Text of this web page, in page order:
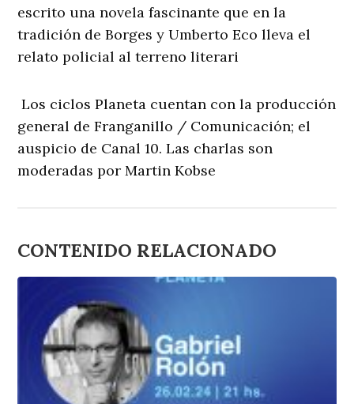
escrito una novela fascinante que en la
tradición de Borges y Umberto Eco lleva el
relato policial al terreno literari
Los ciclos Planeta cuentan con la producción
general de Franganillo / Comunicación; el
auspicio de Canal 10. Las charlas son
moderadas por Martin Kobse
CONTENIDO RELACIONADO